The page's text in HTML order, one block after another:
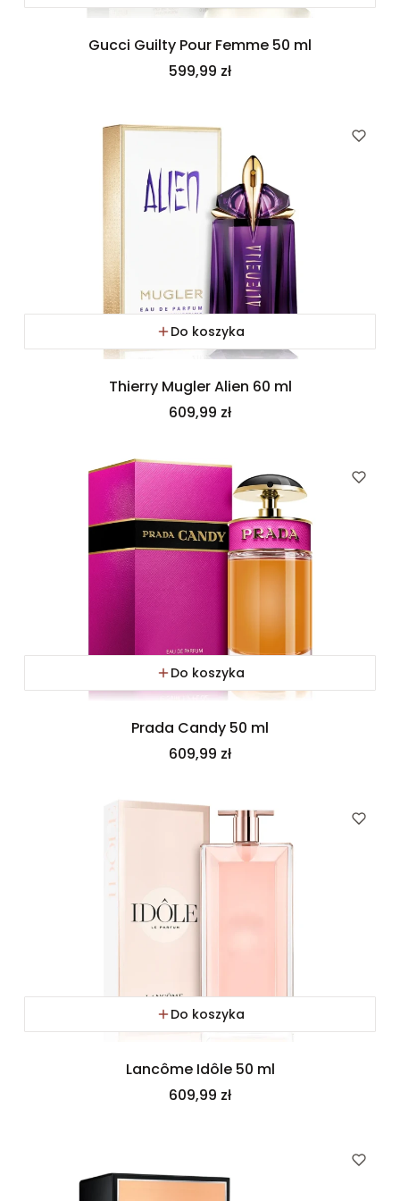
Gucci Guilty Pour Femme 50 ml
Cena
599,99 zł
Do koszyka
Thierry Mugler Alien 60 ml
Cena
609,99 zł
Do koszyka
Prada Candy 50 ml
Cena
609,99 zł
Do koszyka
Lancôme Idôle 50 ml
Cena
609,99 zł